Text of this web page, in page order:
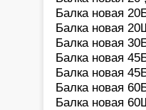
Балка новая
Балка новая
Балка новая
Балка новая
Балка новая
Балка новая
Балка новая